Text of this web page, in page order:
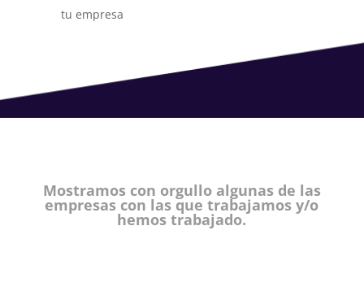
tu empresa
Mostramos con orgullo algunas de las
empresas con las que trabajamos y/o
hemos trabajado.